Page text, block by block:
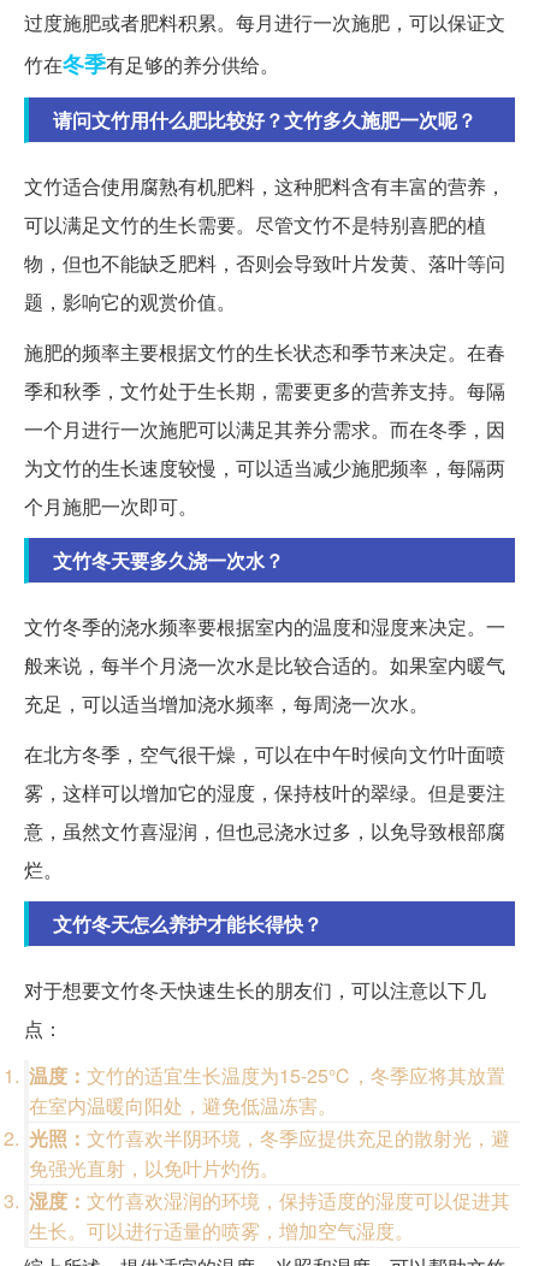
过度施肥或者肥料积累。每月进行一次施肥，可以保证文
竹在冬季有足够的养分供给。
请问文竹用什么肥比较好？文竹多久施肥一次呢？
文竹适合使用腐熟有机肥料，这种肥料含有丰富的营养，
可以满足文竹的生长需要。尽管文竹不是特别喜肥的植
物，但也不能缺乏肥料，否则会导致叶片发黄、落叶等问
题，影响它的观赏价值。
施肥的频率主要根据文竹的生长状态和季节来决定。在春
季和秋季，文竹处于生长期，需要更多的营养支持。每隔
一个月进行一次施肥可以满足其养分需求。而在冬季，因
为文竹的生长速度较慢，可以适当减少施肥频率，每隔两
个月施肥一次即可。
文竹冬天要多久浇一次水？
文竹冬季的浇水频率要根据室内的温度和湿度来决定。一
般来说，每半个月浇一次水是比较合适的。如果室内暖气
充足，可以适当增加浇水频率，每周浇一次水。
在北方冬季，空气很干燥，可以在中午时候向文竹叶面喷
雾，这样可以增加它的湿度，保持枝叶的翠绿。但是要注
意，虽然文竹喜湿润，但也忌浇水过多，以免导致根部腐
烂。
文竹冬天怎么养护才能长得快？
对于想要文竹冬天快速生长的朋友们，可以注意以下几
点：
温度： 文竹的适宜生长温度为15-25℃，冬季应将其放置
在室内温暖向阳处，避免低温冻害。
光照： 文竹喜欢半阴环境，冬季应提供充足的散射光，避
免强光直射，以免叶片灼伤。
湿度： 文竹喜欢湿润的环境，保持适度的湿度可以促进其
生长。可以进行适量的喷雾，增加空气湿度。